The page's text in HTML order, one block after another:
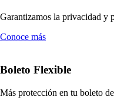
Garantizamos la privacidad y
Conoce más
Boleto Flexible
Más protección en tu boleto